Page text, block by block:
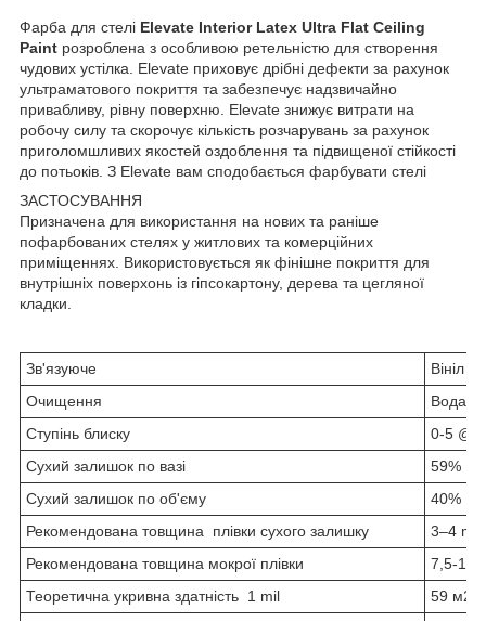
Фарба для стелі Elevate Interior Latex Ultra Flat Ceiling
Paint розроблена з особливою ретельністю для створення
чудових устілка. Elevate приховує дрібні дефекти за рахунок
ультраматового покриття та забезпечує надзвичайно
привабливу, рівну поверхню. Elevate знижує витрати на
робочу силу та скорочує кількість розчарувань за рахунок
приголомшливих якостей оздоблення та підвищеної стійкості
до потьоків. З Elevate вам сподобається фарбувати стелі
ЗАСТОСУВАННЯ
Призначена для використання на нових та раніше
пофарбованих стелях у житлових та комерційних
приміщеннях. Використовується як фінішне покриття для
внутрішніх поверхонь із гіпсокартону, дерева та цегляної
кладки.
Зв'язуюче
Вініл /
Очищення
Вода
Ступінь блиску
0-5 @
Сухий залишок по вазі
59%
Сухий залишок по об'єму
40%
Рекомендована товщина плівки сухого залишку
3–4
Рекомендована товщина мокрої плівки
7,5-
Теоретична укривна здатність 1 mil
59 м2/